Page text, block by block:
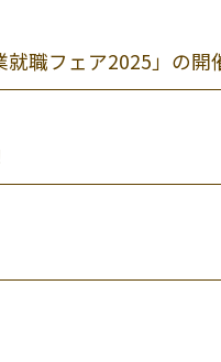
職フェア2025」の開